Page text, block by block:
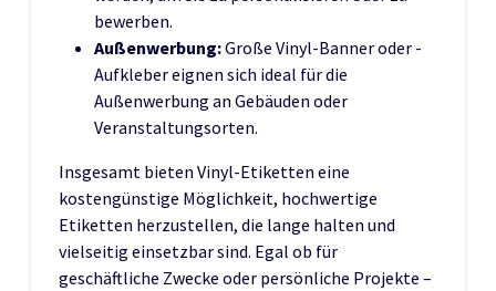
bewerben.
Außenwerbung:Große Vinyl-Banner oder -
Aufkleber eignen sich ideal für die
Außenwerbung an Gebäuden oder
Veranstaltungsorten.
Insgesamt bieten Vinyl-Etiketten eine
kostengünstige Möglichkeit, hochwertige
Etiketten herzustellen, die lange halten und
vielseitig einsetzbar sind. Egal ob für
geschäftliche Zwecke oder persönliche Projekte –